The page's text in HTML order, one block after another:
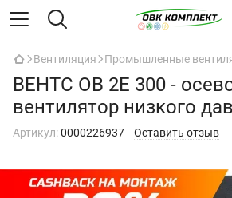
Вентиляция Промышленные
ВЕНТС ОВ 2Е 300 -
вентилятор низкого
Артикул:0000226937 Оставить отзыв